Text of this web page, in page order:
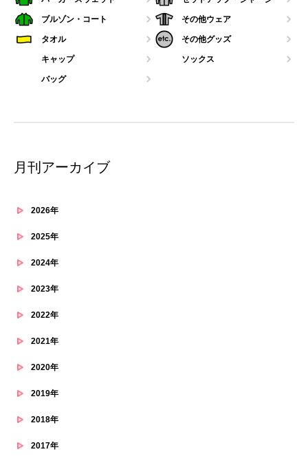
ブルゾン・コート その他ウェア
タオル その他グッズ
キャップ ソックス
バッグ
月刊アーカイブ
2026年
2025年
2024年
2023年
2022年
2021年
2020年
2019年
2018年
2017年